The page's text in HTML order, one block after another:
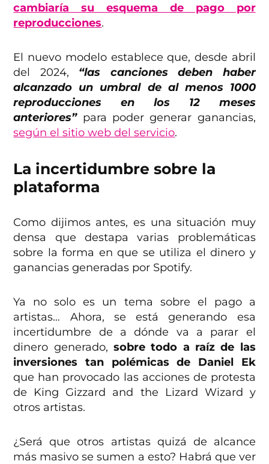
cambiaría su esquema de pago por
reproducciones.
El nuevo modelo establece que, desde abril
del 2024, “las canciones deben haber
alcanzado un umbral de al menos 1000
reproducciones en los 12 meses
anteriores”para poder generar ganancias,
según el sitio web del servicio.
La incertidumbre sobre la
plataforma
Como dijimos antes, es una situación muy
densa que destapa varias problemáticas
sobre la forma en que se utiliza el dinero y
ganancias generadas por Spotify.
Ya no solo es un tema sobre el pago a
artistas… Ahora, se está generando esa
incertidumbre de a dónde va a parar el
dinero generado,sobre todo a raíz de las
inversiones tan polémicas de Daniel Ek
que han provocado las acciones de protesta
de King Gizzard and the Lizard Wizard y
otros artistas.
¿Será que otros artistas quizá de alcance
más masivo se sumen a esto? Habrá que ver